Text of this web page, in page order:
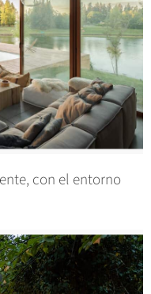
con el entorno